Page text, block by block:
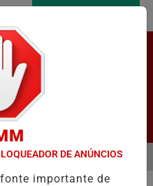
DE VACINAÇÃO PARA
MENU
DE ANÚNCIOS
importante de